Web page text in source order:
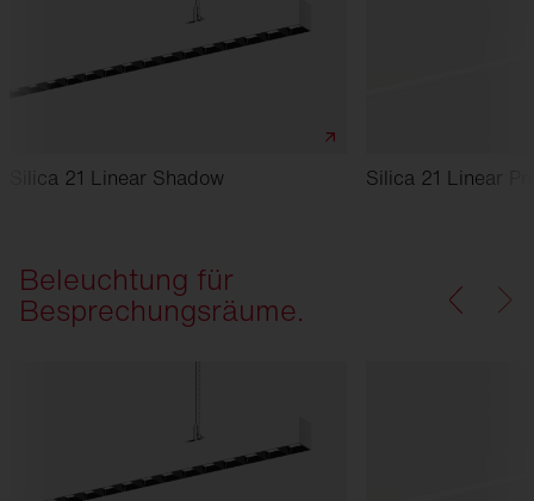
Silica 21 Linear Shadow Silica 21 Linear
Beleuchtung für
Besprechungsräume.